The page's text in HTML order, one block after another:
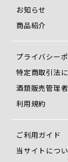
お知らせ
商品紹介
プライバシー
特定商取引法
酒類販売管理
利用規約
ご利用ガイド
当サイトにつ